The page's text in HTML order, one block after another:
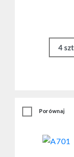
Porównaj